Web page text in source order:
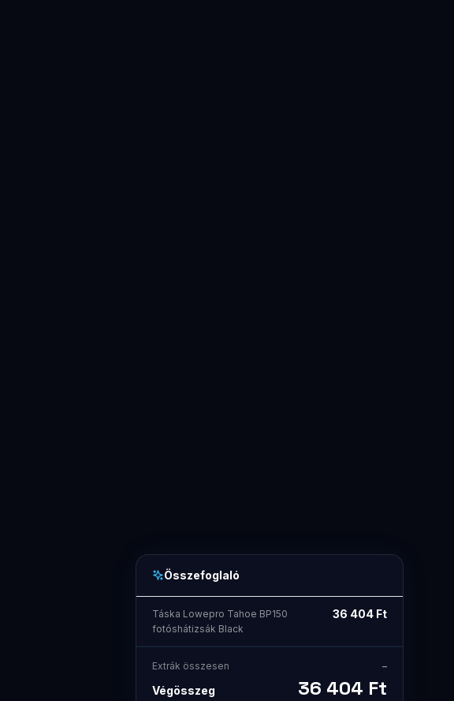
Összefoglaló
Táska Lowepro Tahoe BP150
fotóshátizsák Black
36 404 Ft
Extrák összesen –
Végösszeg 36 404 Ft